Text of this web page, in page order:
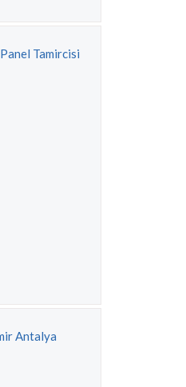
Tamircisi
Antalya